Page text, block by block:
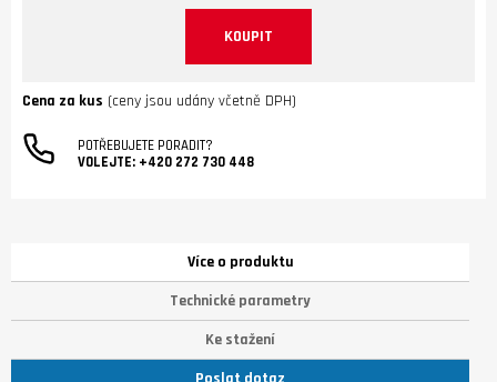
KOUPIT
Cena za kus (ceny jsou udány včetně DPH)
POTŘEBUJETE PORADIT?
VOLEJTE: +420 272 730 448
Více o produktu
Technické parametry
Ke stažení